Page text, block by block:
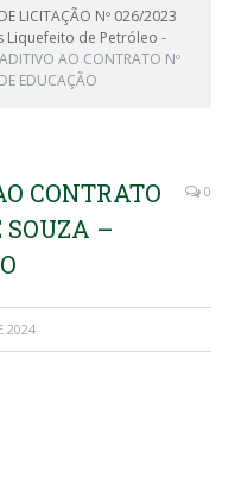
LICITAÇÃO Nº 026/2023
Liquefeito de Petróleo -
AO CONTRATO Nº
EDUCAÇÃO
CONTRATO
SOUZA –
0
2024